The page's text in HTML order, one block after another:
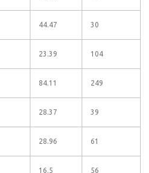
44.47 30
23.39 104
84.11 249
28.37 39
28.96 61
16.5 56